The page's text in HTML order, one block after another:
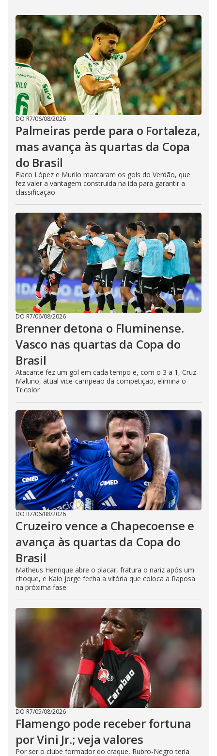
DO R7/06/08/2026
Palmeiras perde para o Fortaleza,
mas avança às quartas da Copa
do Brasil
Flaco López e Murilo marcaram os gols do Verdão, que
fez valer a vantagem construída na ida para garantir a
classificação
DO R7/06/08/2026
Brenner detona o Fluminense.
Vasco nas quartas da Copa do
Brasil
Atacante fez um gol em cada tempo e, com o 3 a 1, Cruz-
Maltino, atual vice-campeão da competição, elimina o
Tricolor
DO R7/06/08/2026
Cruzeiro vence a Chapecoense e
avança às quartas da Copa do
Brasil
Matheus Henrique abre o placar, fratura o nariz após um
choque, e Kaio Jorge fecha a vitória que coloca a Raposa
na próxima fase
DO R7/05/08/2026
Flamengo pode receber fortuna
por Vini Jr.; veja valores
Por ser o clube formador do craque, Rubro-Negro teria